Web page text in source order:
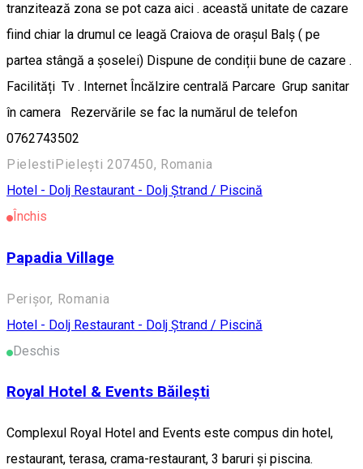
tranzitează zona se pot caza aici . această unitate de cazare
fiind chiar la drumul ce leagă Craiova de orașul Balș ( pe
partea stângă a șoselei) Dispune de condiții bune de cazare .
Facilități Tv . Internet Încălzire centrală Parcare Grup sanitar
în camera Rezervările se fac la numărul de telefon
0762743502
PielestiPielești 207450, Romania
Hotel - Dolj Restaurant - Dolj Ștrand / Piscină
Închis
Papadia Village
Perișor, Romania
Hotel - Dolj Restaurant - Dolj Ștrand / Piscină
Deschis
Royal Hotel & Events Băilești
Complexul Royal Hotel and Events este compus din hotel,
restaurant, terasa, crama-restaurant, 3 baruri și piscina.